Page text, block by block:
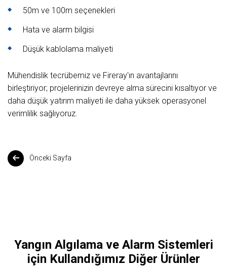
50m ve 100m seçenekleri
Hata ve alarm bilgisi
Düşük kablolama maliyeti
Mühendislik tecrübemiz ve Fireray'ın avantajlarını
birleştiriyor; projelerinizin devreye alma sürecini kısaltıyor ve
daha düşük yatırım maliyeti ile daha yüksek operasyonel
verimlilik sağlıyoruz.
Önceki Sayfa
Yangın Algılama ve Alarm Sistemleri
için Kullandığımız Diğer Ürünler